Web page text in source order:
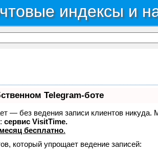
индексы и
Telegram-боте
— без ведения записи клиентов
сервис VisitTime.
бесплатно.
который упрощает ведение записей: